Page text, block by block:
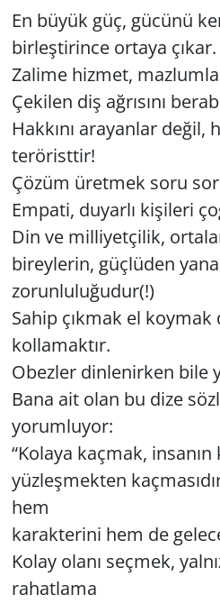
En büyük güç, gücünü
birleştirince ortaya çıkar.
Zalime hizmet,
Çekilen diş ağrısını
Hakkını arayanlar değil,
teröristtir!
Çözüm üretmek soru
Empati, duyarlı kişileri
Din ve milliyetçilik,
bireylerin, güçlüden
zorunluluğudur(!)
Sahip çıkmak el
kollamaktır.
Obezler dinlenirken bile
Bana ait olan bu dize
yorumluyor:
“Kolaya kaçmak,
yüzleşmekten
hem
karakterini hem de
Kolay olanı seçmek,
rahatlama
MAGAZİN
POLİTİKA
RESMİ İLANLAR
SAĞLIK
SİYASET
SPOR
Yerel